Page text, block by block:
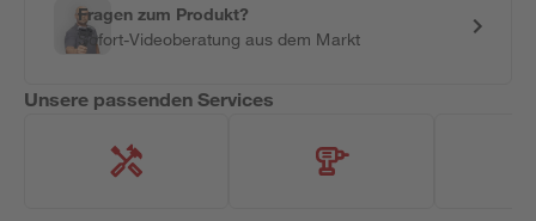
Fragen zum Produkt?
Sofort-Videoberatung aus dem Markt
Unsere passenden Services